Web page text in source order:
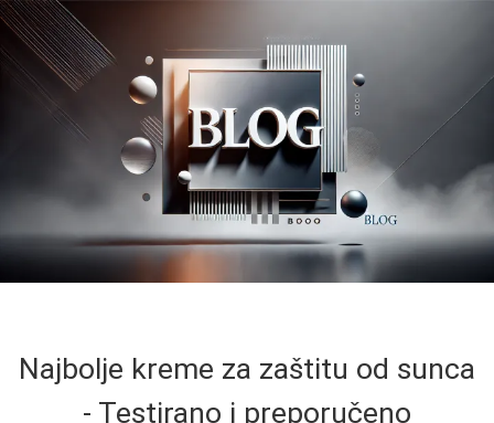
Najbolje kreme za zaštitu od sunca
- Testirano i preporučeno